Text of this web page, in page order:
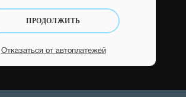
ПРОДОЛЖИТЬ
Отказаться от автоплатежей